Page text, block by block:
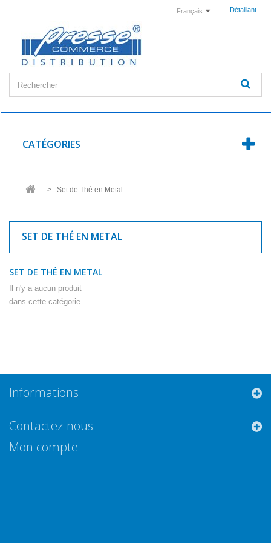
Détaillant
Français
CATÉGORIES
> Set de Thé en Metal
SET DE THÉ EN METAL
SET DE THÉ EN METAL
Il n'y a aucun produit
dans cette catégorie.
Informations
Contactez-nous
Mon compte